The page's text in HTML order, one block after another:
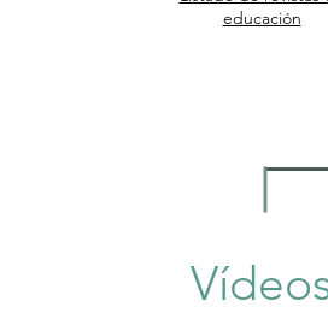
educación